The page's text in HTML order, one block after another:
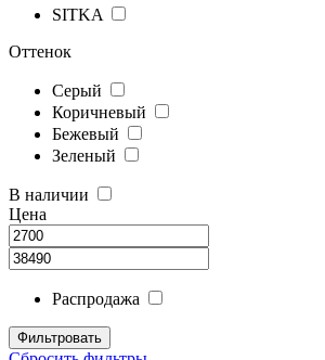
SITKA
Оттенок
Серый
Коричневый
Бежевый
Зеленый
В наличии
Цена
Распродажа